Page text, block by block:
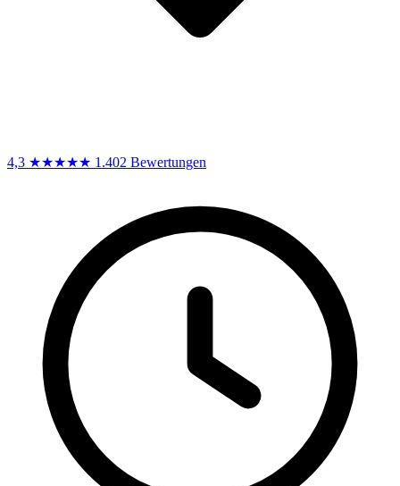
4,3 ★★★★★ 1.402 Bewertungen